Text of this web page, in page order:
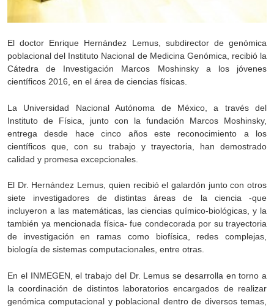
El doctor Enrique Hernández Lemus, subdirector de genómica
poblacional del Instituto Nacional de Medicina Genómica, recibió la
Cátedra de Investigación Marcos Moshinsky a los jóvenes
científicos 2016, en el área de ciencias físicas.
La Universidad Nacional Autónoma de México, a través del
Instituto de Física, junto con la fundación Marcos Moshinsky,
entrega desde hace cinco años este reconocimiento a los
científicos que, con su trabajo y trayectoria, han demostrado
calidad y promesa excepcionales.
El Dr. Hernández Lemus, quien recibió el galardón junto con otros
siete investigadores de distintas áreas de la ciencia -que
incluyeron a las matemáticas, las ciencias químico-biológicas, y la
también ya mencionada física- fue condecorada por su trayectoria
de investigación en ramas como biofísica, redes complejas,
biología de sistemas computacionales, entre otras.
En el INMEGEN, el trabajo del Dr. Lemus se desarrolla en torno a
la coordinación de distintos laboratorios encargados de realizar
genómica computacional y poblacional dentro de diversos temas,